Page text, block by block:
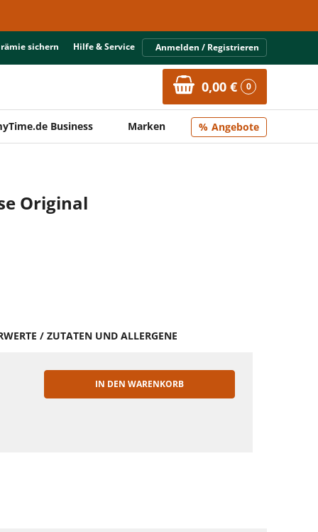
sichern Hilfe & Service Anmelden / Registrieren
0,00 € 0
Business Marken Angebote
Original
/ ZUTATEN UND ALLERGENE
IN DEN WARENKORB